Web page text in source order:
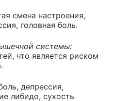
смена настроения,
головная боль.
системы:
что является риском
депрессия,
либидо, сухость